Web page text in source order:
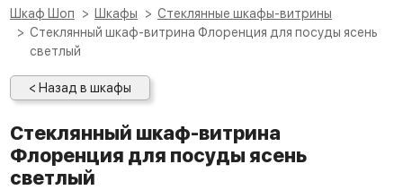
Шкаф Шоп Шкафы
Стеклянные шкафы-витрины
Стеклянный шкаф-витрина Флоренция для посуды ясень
светлый
< Назад в шкафы
Стеклянный шкаф-витрина
Флоренция для посуды ясень
светлый